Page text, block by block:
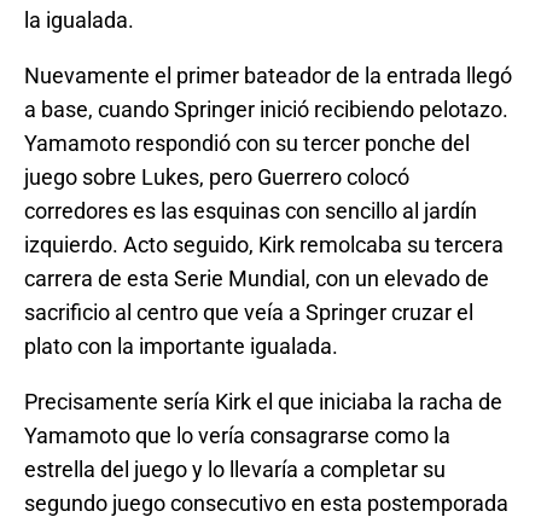
la igualada.
Nuevamente el primer bateador de la entrada llegó
a base, cuando Springer inició recibiendo pelotazo.
Yamamoto respondió con su tercer ponche del
juego sobre Lukes, pero Guerrero colocó
corredores es las esquinas con sencillo al jardín
izquierdo. Acto seguido, Kirk remolcaba su tercera
carrera de esta Serie Mundial, con un elevado de
sacrificio al centro que veía a Springer cruzar el
plato con la importante igualada.
Precisamente sería Kirk el que iniciaba la racha de
Yamamoto que lo vería consagrarse como la
estrella del juego y lo llevaría a completar su
segundo juego consecutivo en esta postemporada